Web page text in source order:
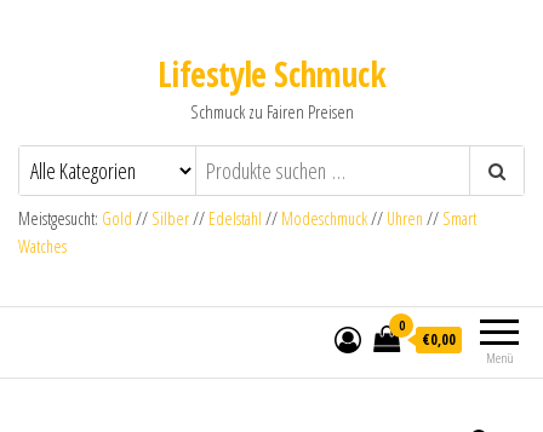
Lifestyle Schmuck
Schmuck zu Fairen Preisen
Meistgesucht: Gold // Silber// Edelstahl // Modeschmuck// Uhren // Smart
Watches
Menü
0
€0,00